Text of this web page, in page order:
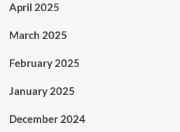
April 2025
March 2025
February 2025
January 2025
December 2024